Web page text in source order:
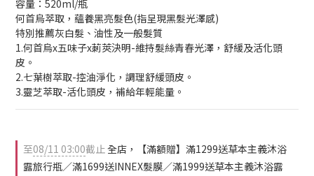
容量：520ml/瓶
何首烏萃取，蘊養黑亮髮色(指呈現黑髮光澤感)
特別推薦灰白髮、油性及一般髮質
1.何首烏x五味子x莿莢決明-維持髮絲青春光澤，舒緩及活化頭
皮。
2.七葉樹萃取-控油淨化，調理舒緩頭皮。
3.靈芝萃取-活化頭皮，補給年輕能量。
至08/11 03:00截止全店，【滿額贈】滿1299送草本主義沐浴
露旅行瓶／滿1699送INNEX髮膜／滿1999送草本主義沐浴露